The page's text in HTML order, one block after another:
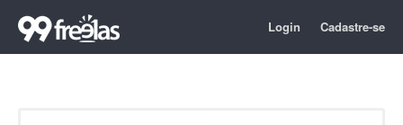
Login Cadastre-se